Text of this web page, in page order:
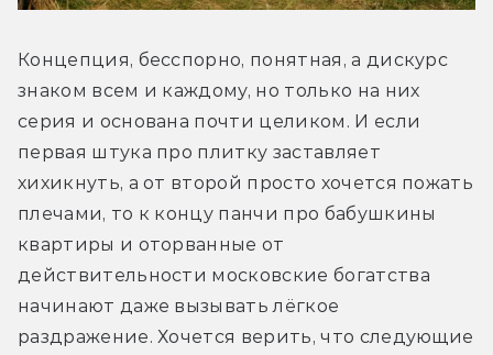
Концепция, бесспорно, понятная, а дискурс
знаком всем и каждому, но только на них
серия и основана почти целиком. И если
первая штука про плитку заставляет
хихикнуть, а от второй просто хочется пожать
плечами, то к концу панчи про бабушкины
квартиры и оторванные от
действительности московские богатства
начинают даже вызывать лёгкое
раздражение. Хочется верить, что следующие